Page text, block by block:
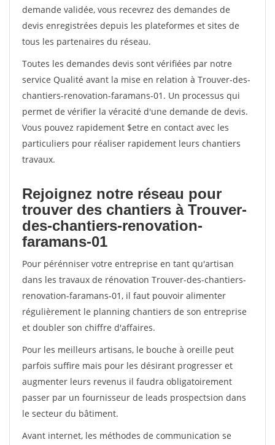
demande validée, vous recevrez des demandes de
devis enregistrées depuis les plateformes et sites de
tous les partenaires du réseau.
Toutes les demandes devis sont vérifiées par notre
service Qualité avant la mise en relation à Trouver-des-
chantiers-renovation-faramans-01. Un processus qui
permet de vérifier la véracité d'une demande de devis.
Vous pouvez rapidement $etre en contact avec les
particuliers pour réaliser rapidement leurs chantiers
travaux.
Rejoignez notre réseau pour
trouver des chantiers à Trouver-
des-chantiers-renovation-
faramans-01
Pour pérénniser votre entreprise en tant qu'artisan
dans les travaux de rénovation Trouver-des-chantiers-
renovation-faramans-01, il faut pouvoir alimenter
régulièrement le planning chantiers de son entreprise
et doubler son chiffre d'affaires.
Pour les meilleurs artisans, le bouche à oreille peut
parfois suffire mais pour les désirant progresser et
augmenter leurs revenus il faudra obligatoirement
passer par un fournisseur de leads prospectsion dans
le secteur du bâtiment.
Avant internet, les méthodes de communication se